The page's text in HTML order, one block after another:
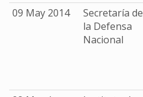
09 May 2014
Secretaría de
la Defensa
Nacional